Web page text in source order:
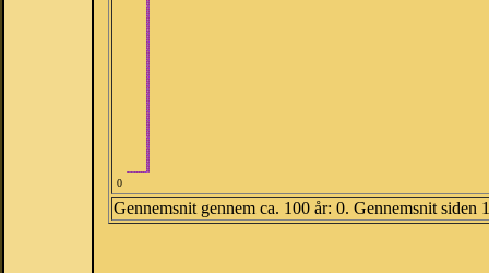
0
Gennemsnit gennem ca. 100 år: 0. Gennemsnit siden